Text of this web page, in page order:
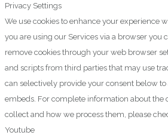
Privacy Settings
We use cookies to enhance your experience
you are using our Services via a browser you
remove cookies through your web browser
and scripts from third parties that may use
can selectively provide your consent below
embeds. For complete information about the
collect and how we process them, please
Youtube